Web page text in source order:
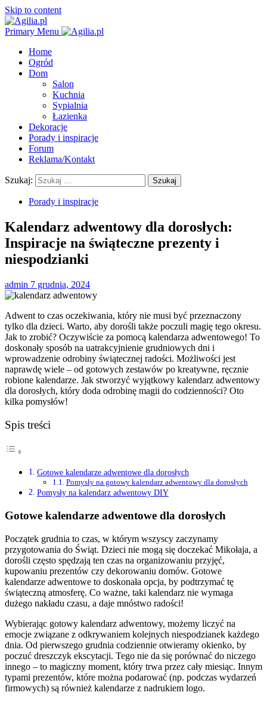
Skip to content
Primary Menu
Home
Ogród
Dom
Salon
Kuchnia
Sypialnia
Łazienka
Dekoracje
Porady i inspiracje
Forum
Reklama/Kontakt
Szukaj:
Porady i inspiracje
Kalendarz adwentowy dla dorosłych:
Inspiracje na świąteczne prezenty i
niespodzianki
admin 7 grudnia, 2024
Adwent to czas oczekiwania, który nie musi być przeznaczony
tylko dla dzieci. Warto, aby dorośli także poczuli magię tego okresu.
Jak to zrobić? Oczywiście za pomocą kalendarza adwentowego! To
doskonały sposób na uatrakcyjnienie grudniowych dni i
wprowadzenie odrobiny świątecznej radości. Możliwości jest
naprawdę wiele – od gotowych zestawów po kreatywne, ręcznie
robione kalendarze. Jak stworzyć wyjątkowy kalendarz adwentowy
dla dorosłych, który doda odrobinę magii do codzienności? Oto
kilka pomysłów!
Spis treści
Gotowe kalendarze adwentowe dla dorosłych
Pomysły na gotowy kalendarz adwentowy dla dorosłych
Pomysły na kalendarz adwentowy DIY
Gotowe kalendarze adwentowe dla dorosłych
Początek grudnia to czas, w którym wszyscy zaczynamy
przygotowania do Świąt. Dzieci nie mogą się doczekać Mikołaja, a
dorośli często spędzają ten czas na organizowaniu przyjęć,
kupowaniu prezentów czy dekorowaniu domów. Gotowe
kalendarze adwentowe to doskonała opcja, by podtrzymać tę
świąteczną atmosferę. Co ważne, taki kalendarz nie wymaga
dużego nakładu czasu, a daje mnóstwo radości!
Wybierając gotowy kalendarz adwentowy, możemy liczyć na
emocje związane z odkrywaniem kolejnych niespodzianek każdego
dnia. Od pierwszego grudnia codziennie otwieramy okienko, by
poczuć dreszczyk ekscytacji. Tego nie da się porównać do niczego
innego – to magiczny moment, który trwa przez cały miesiąc. Innym
typami prezentów, które można podarować (np. podczas wydarzeń
firmowych) są również kalendarze z nadrukiem logo.